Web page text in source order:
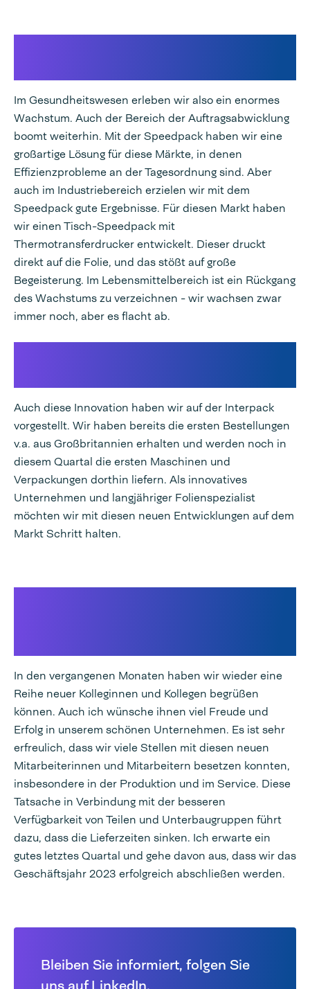
Im Gesundheitswesen erleben wir also ein enormes
Wachstum. Auch der Bereich der Auftragsabwicklung
boomt weiterhin. Mit der Speedpack haben wir eine
großartige Lösung für diese Märkte, in denen
Effizienzprobleme an der Tagesordnung sind. Aber
auch im Industriebereich erzielen wir mit dem
Speedpack gute Ergebnisse. Für diesen Markt haben
wir einen Tisch-Speedpack mit
Thermotransferdrucker entwickelt. Dieser druckt
direkt auf die Folie, und das stößt auf große
Begeisterung. Im Lebensmittelbereich ist ein Rückgang
des Wachstums zu verzeichnen - wir wachsen zwar
immer noch, aber es flacht ab.
Auch diese Innovation haben wir auf der Interpack
vorgestellt. Wir haben bereits die ersten Bestellungen
v.a. aus Großbritannien erhalten und werden noch in
diesem Quartal die ersten Maschinen und
Verpackungen dorthin liefern. Als innovatives
Unternehmen und langjähriger Folienspezialist
möchten wir mit diesen neuen Entwicklungen auf dem
Markt Schritt halten.
In den vergangenen Monaten haben wir wieder eine
Reihe neuer Kolleginnen und Kollegen begrüßen
können. Auch ich wünsche ihnen viel Freude und
Erfolg in unserem schönen Unternehmen. Es ist sehr
erfreulich, dass wir viele Stellen mit diesen neuen
Mitarbeiterinnen und Mitarbeitern besetzen konnten,
insbesondere in der Produktion und im Service. Diese
Tatsache in Verbindung mit der besseren
Verfügbarkeit von Teilen und Unterbaugruppen führt
dazu, dass die Lieferzeiten sinken. Ich erwarte ein
gutes letztes Quartal und gehe davon aus, dass wir das
Geschäftsjahr 2023 erfolgreich abschließen werden.
Bleiben Sie informiert, folgen Sie